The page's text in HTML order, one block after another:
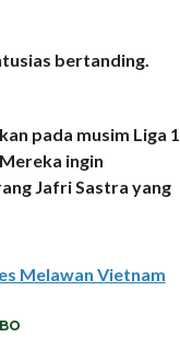
bertanding.
pada musim Liga 1
ingin
Jafri Sastra yang
Melawan Vietnam